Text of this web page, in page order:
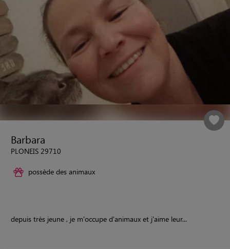
Barbara
PLONEIS 29710
possède des animaux
depuis très jeune , je m'occupe d'animaux et j'aime leur...